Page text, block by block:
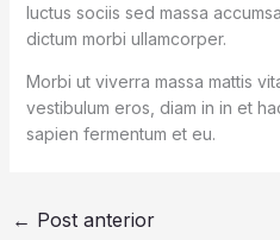
luctus sociis sed massa
dictum morbi ullamcorper.
Morbi ut viverra massa mattis
vestibulum eros, diam in in et
sapien fermentum et eu.
← Post anterior